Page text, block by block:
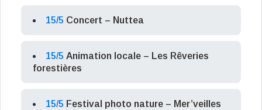
15/5 Concert – Nuttea
15/5 Animation locale – Les Rêveries
forestières
15/5 Festival photo nature – Mer’veilles